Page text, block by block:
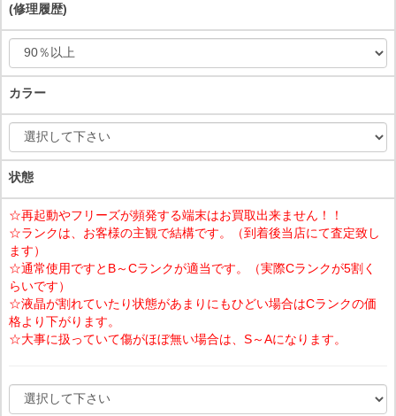
(修理履歴)
カラー
状態
☆再起動やフリーズが頻発する端末はお買取出来ません！！
☆ランクは、お客様の主観で結構です。（到着後当店にて査定致し
ます）
☆通常使用ですとB～Cランクが適当です。（実際Cランクが5割く
らいです）
☆液晶が割れていたり状態があまりにもひどい場合はCランクの価
格より下がります。
☆大事に扱っていて傷がほぼ無い場合は、S～Aになります。